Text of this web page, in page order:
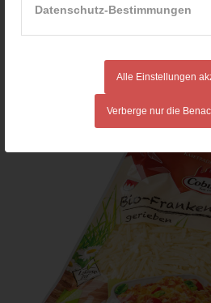
Datenschutz-Bestimmungen
Alle Einstellungen
Verberge nur die
Coburger organic